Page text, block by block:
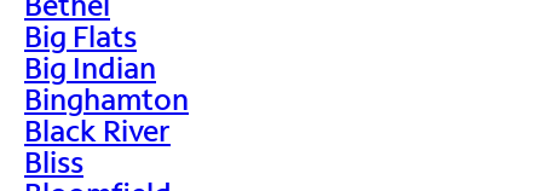
Big Flats
Big Indian
Binghamton
Black River
Bliss